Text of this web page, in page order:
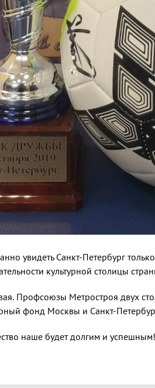
увидеть Санкт-Петербург
культурной столицы
Профсоюзы Метростроя двух
фонд Москвы и Санкт-
наше будет долгим и успешным!